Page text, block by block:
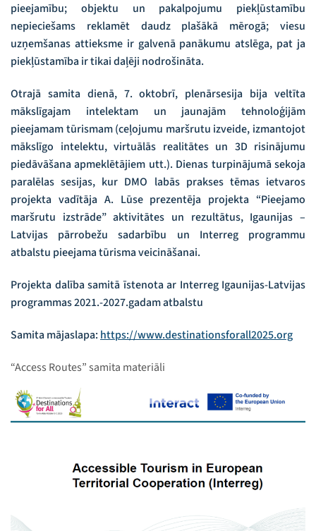
pieejamību; objektu un pakalpojumu piekļūstamību
nepieciešams reklamēt daudz plašākā mērogā; viesu
uzņemšanas attieksme ir galvenā panākumu atslēga, pat ja
piekļūstamība ir tikai daļēji nodrošināta.
Otrajā samita dienā, 7. oktobrī, plenārsesija bija veltīta
mākslīgajam intelektam un jaunajām tehnoloģijām
pieejamam tūrismam (ceļojumu maršrutu izveide, izmantojot
mākslīgo intelektu, virtuālās realitātes un 3D risinājumu
piedāvāšana apmeklētājiem utt.). Dienas turpinājumā sekoja
paralēlas sesijas, kur DMO labās prakses tēmas ietvaros
projekta vadītāja A. Lūse prezentēja projekta “Pieejamo
maršrutu izstrāde” aktivitātes un rezultātus, Igaunijas –
Latvijas pārrobežu sadarbību un Interreg programmu
atbalstu pieejama tūrisma veicināšanai.
Projekta dalība samitā īstenota ar Interreg Igaunijas-Latvijas
programmas 2021.-2027.gadam atbalstu
Samita mājaslapa: https://www.destinationsforall2025.org
“Access Routes” samita materiāli